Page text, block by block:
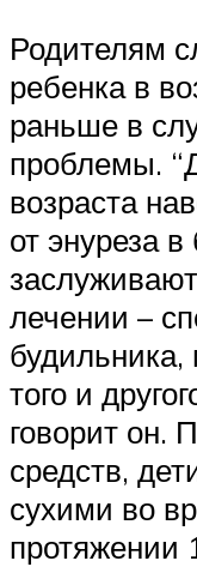
Родителям
ребенка в
раньше в
проблемы.
возраста
от энуреза
лечении –
того и
говорит он.
средств,
сухими во
протяжении